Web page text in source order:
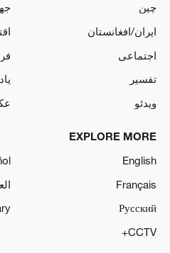
چین
ایران/افغانستان
اجتماعی
تفسیر
ویدئو
EXPLORE MORE
English
Français
Русский
CCTV+